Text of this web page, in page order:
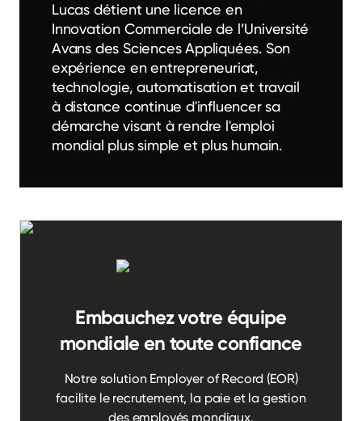
Lucas détient une licence en
Innovation Commerciale de l’Université
Avans des Sciences Appliquées. Son
expérience en entrepreneuriat,
technologie, automatisation et travail
à distance continue d'influencer sa
démarche visant à rendre l'emploi
mondial plus simple et plus humain.
Embauchez votre équipe
mondiale en toute confiance
Notre solution Employer of Record (EOR)
facilite le recrutement, la paie et la gestion
des employés mondiaux.